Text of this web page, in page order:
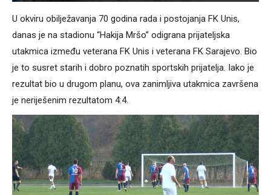
U okviru obilježavanja 70 godina rada i postojanja FK Unis,
danas je na stadionu “Hakija Mršo” odigrana prijateljska
utakmica između veterana FK Unis i veterana FK Sarajevo. Bio
je to susret starih i dobro poznatih sportskih prijatelja. Iako je
rezultat bio u drugom planu, ova zanimljiva utakmica završena
je neriješenim rezultatom 4:4.